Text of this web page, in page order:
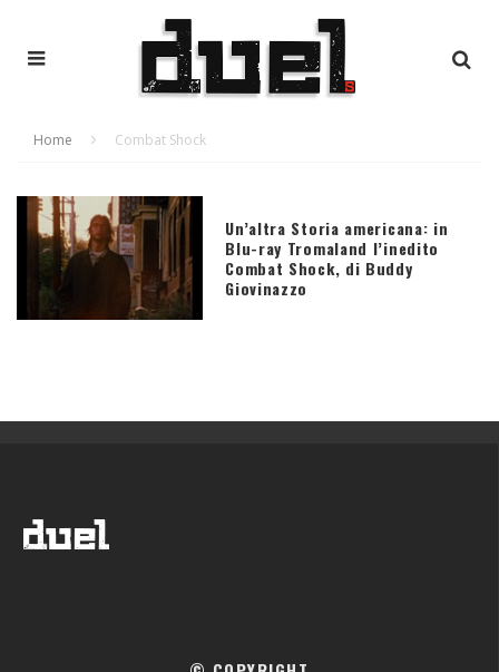
Home Combat Shock
Un’altra Storia americana: in
Blu-ray Tromaland l’inedito
Combat Shock, di Buddy
Giovinazzo